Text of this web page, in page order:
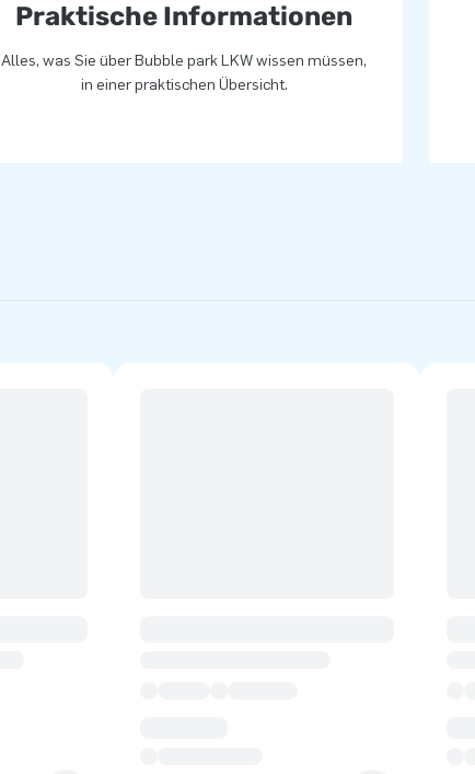
Praktische Informationen
Alles, was Sie über Bubble park LKW wissen müssen,
in einer praktischen Übersicht.